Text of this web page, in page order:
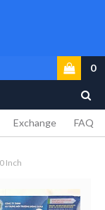
0
Exchange FAQ
Inch